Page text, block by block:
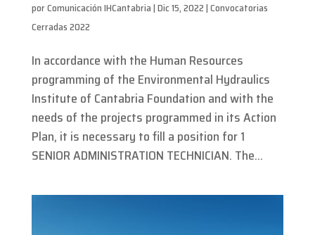
porComunicación IHCantabria|Dic 15, 2022|Convocatorias
Cerradas 2022
In accordance with the Human Resources
programming of the Environmental Hydraulics
Institute of Cantabria Foundation and with the
needs of the projects programmed in its Action
Plan, it is necessary to fill a position for 1
SENIOR ADMINISTRATION TECHNICIAN. The...